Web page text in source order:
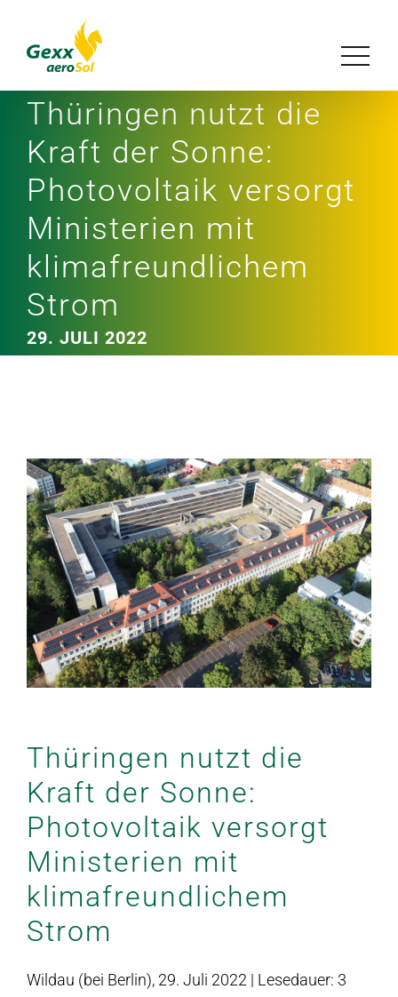
springen
Toggle
Unser Konzept
Lösungen
Referenzen
Über uns
Thüringen nutzt die
Kraft der Sonne:
Photovoltaik versorgt
Ministerien mit
klimafreundlichem
Strom
29. JULI 2022
Thüringen nutzt die
Kraft der Sonne:
Photovoltaik versorgt
Ministerien mit
klimafreundlichem
Strom
Wildau (bei Berlin), 29. Juli 2022 | Lesedauer: 3